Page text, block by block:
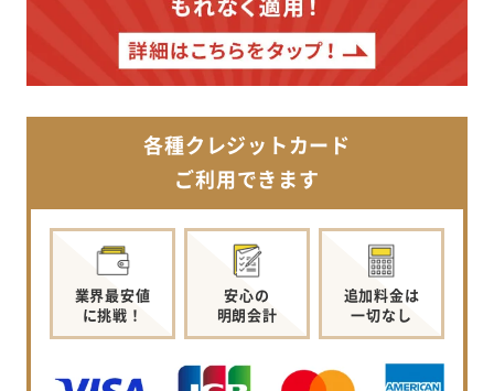
各種クレジットカード
ご利用できます
業界最安値
に挑戦！
安心の
明朗会計
追加料金は
一切なし